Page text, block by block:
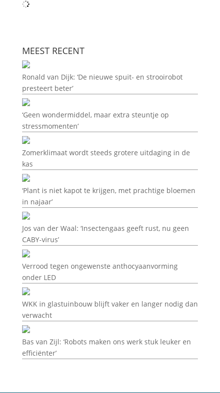
MEEST RECENT
Ronald van Dijk: ‘De nieuwe spuit- en strooirobot
presteert beter’
‘Geen wondermiddel, maar extra steuntje op
stressmomenten’
Zomerklimaat wordt steeds grotere uitdaging in de
kas
‘Plant is niet kapot te krijgen, met prachtige bloemen
in najaar’
Jos van der Waal: ‘Insectengaas geeft rust, nu geen
CABY-virus’
Verrood tegen ongewenste anthocyaanvorming
onder LED
WKK in glastuinbouw blijft vaker en langer nodig dan
verwacht
Bas van Zijl: ‘Robots maken ons werk stuk leuker en
efficiënter’